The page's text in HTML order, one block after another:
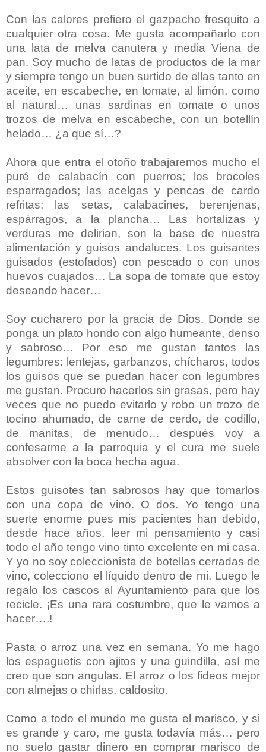
Con las calores prefiero el gazpacho fresquito a
cualquier otra cosa. Me gusta acompañarlo con
una lata de melva canutera y media Viena de
pan. Soy mucho de latas de productos de la mar
y siempre tengo un buen surtido de ellas tanto en
aceite, en escabeche, en tomate, al limón, como
al natural… unas sardinas en tomate o unos
trozos de melva en escabeche, con un botellín
helado… ¿a que sí…?
Ahora que entra el otoño trabajaremos mucho el
puré de calabacín con puerros; los brocoles
esparragados; las acelgas y pencas de cardo
refritas; las setas, calabacines, berenjenas,
espárragos, a la plancha… Las hortalizas y
verduras me delirian, son la base de nuestra
alimentación y guisos andaluces. Los guisantes
guisados (estofados) con pescado o con unos
huevos cuajados… La sopa de tomate que estoy
deseando hacer…
Soy cucharero por la gracia de Dios. Donde se
ponga un plato hondo con algo humeante, denso
y sabroso… Por eso me gustan tantos las
legumbres: lentejas, garbanzos, chícharos, todos
los guisos que se puedan hacer con legumbres
me gustan. Procuro hacerlos sin grasas, pero hay
veces que no puedo evitarlo y robo un trozo de
tocino ahumado, de carne de cerdo, de codillo,
de manitas, de menudo… después voy a
confesarme a la parroquia y el cura me suele
absolver con la boca hecha agua.
Estos guisotes tan sabrosos hay que tomarlos
con una copa de vino. O dos. Yo tengo una
suerte enorme pues mis pacientes han debido,
desde hace años, leer mi pensamiento y casi
todo el año tengo vino tinto excelente en mi casa.
Y yo no soy coleccionista de botellas cerradas de
vino, colecciono el líquido dentro de mi. Luego le
regalo los cascos al Ayuntamiento para que los
recicle. ¡Es una rara costumbre, que le vamos a
hacer….!
Pasta o arroz una vez en semana. Yo me hago
los espaguetis con ajitos y una guindilla, así me
creo que son angulas. El arroz o los fideos mejor
con almejas o chirlas, caldosito.
Como a todo el mundo me gusta el marisco, y si
es grande y caro, me gusta todavía más… pero
no suelo gastar dinero en comprar marisco de